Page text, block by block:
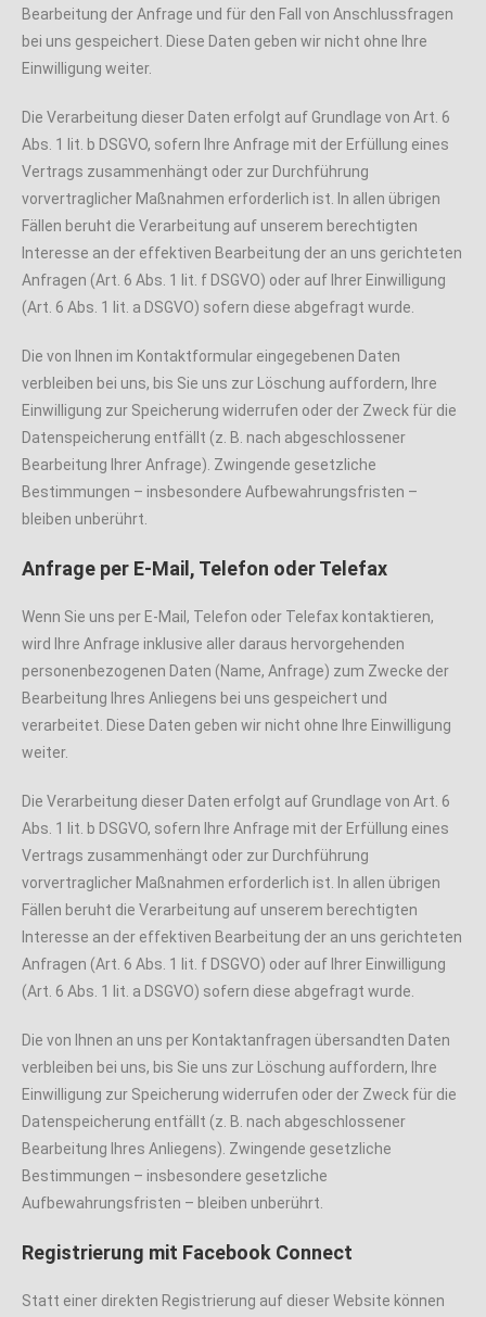
Bearbeitung der Anfrage und für den Fall von Anschlussfragen
bei uns gespeichert. Diese Daten geben wir nicht ohne Ihre
Einwilligung weiter.
Die Verarbeitung dieser Daten erfolgt auf Grundlage von Art. 6
Abs. 1 lit. b DSGVO, sofern Ihre Anfrage mit der Erfüllung eines
Vertrags zusammenhängt oder zur Durchführung
vorvertraglicher Maßnahmen erforderlich ist. In allen übrigen
Fällen beruht die Verarbeitung auf unserem berechtigten
Interesse an der effektiven Bearbeitung der an uns gerichteten
Anfragen (Art. 6 Abs. 1 lit. f DSGVO) oder auf Ihrer Einwilligung
(Art. 6 Abs. 1 lit. a DSGVO) sofern diese abgefragt wurde.
Die von Ihnen im Kontaktformular eingegebenen Daten
verbleiben bei uns, bis Sie uns zur Löschung auffordern, Ihre
Einwilligung zur Speicherung widerrufen oder der Zweck für die
Datenspeicherung entfällt (z. B. nach abgeschlossener
Bearbeitung Ihrer Anfrage). Zwingende gesetzliche
Bestimmungen – insbesondere Aufbewahrungsfristen –
bleiben unberührt.
Anfrage per E-Mail, Telefon oder Telefax
Wenn Sie uns per E-Mail, Telefon oder Telefax kontaktieren,
wird Ihre Anfrage inklusive aller daraus hervorgehenden
personenbezogenen Daten (Name, Anfrage) zum Zwecke der
Bearbeitung Ihres Anliegens bei uns gespeichert und
verarbeitet. Diese Daten geben wir nicht ohne Ihre Einwilligung
weiter.
Die Verarbeitung dieser Daten erfolgt auf Grundlage von Art. 6
Abs. 1 lit. b DSGVO, sofern Ihre Anfrage mit der Erfüllung eines
Vertrags zusammenhängt oder zur Durchführung
vorvertraglicher Maßnahmen erforderlich ist. In allen übrigen
Fällen beruht die Verarbeitung auf unserem berechtigten
Interesse an der effektiven Bearbeitung der an uns gerichteten
Anfragen (Art. 6 Abs. 1 lit. f DSGVO) oder auf Ihrer Einwilligung
(Art. 6 Abs. 1 lit. a DSGVO) sofern diese abgefragt wurde.
Die von Ihnen an uns per Kontaktanfragen übersandten Daten
verbleiben bei uns, bis Sie uns zur Löschung auffordern, Ihre
Einwilligung zur Speicherung widerrufen oder der Zweck für die
Datenspeicherung entfällt (z. B. nach abgeschlossener
Bearbeitung Ihres Anliegens). Zwingende gesetzliche
Bestimmungen – insbesondere gesetzliche
Aufbewahrungsfristen – bleiben unberührt.
Registrierung mit Facebook Connect
Statt einer direkten Registrierung auf dieser Website können